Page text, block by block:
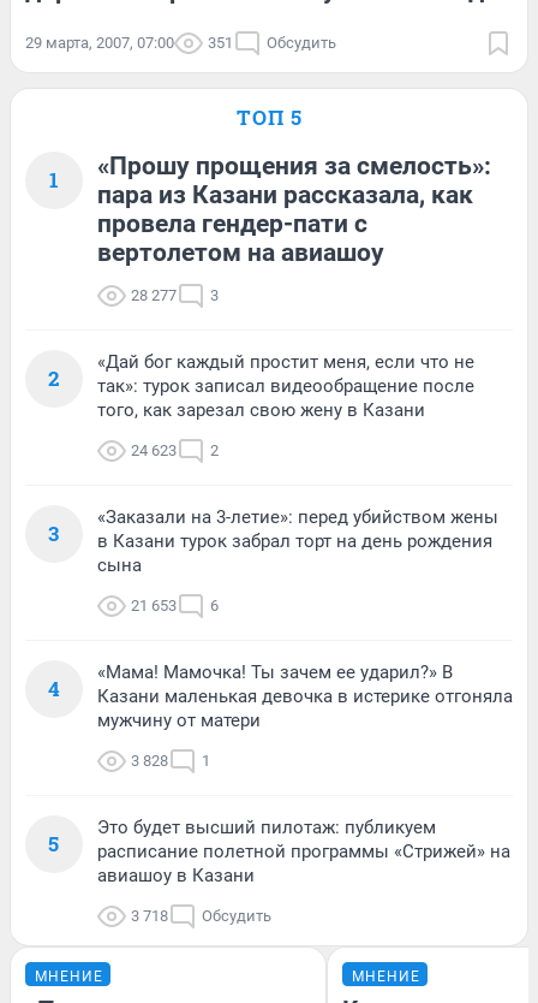
29 марта, 2007, 07:00 351 Обсудить
ТОП 5
1
«Прошу прощения за смелость»:
пара из Казани рассказала, как
провела гендер-пати с
вертолетом на авиашоу
28 277 3
2
«Дай бог каждый простит меня, если что не
так»: турок записал видеообращение после
того, как зарезал свою жену в Казани
24 623 2
3
«Заказали на 3-летие»: перед убийством жены
в Казани турок забрал торт на день рождения
сына
21 653 6
4
«Мама! Мамочка! Ты зачем ее ударил?» В
Казани маленькая девочка в истерике отгоняла
мужчину от матери
3 828 1
5
Это будет высший пилотаж: публикуем
расписание полетной программы «Стрижей» на
авиашоу в Казани
3 718 Обсудить
МНЕНИЕ МНЕНИЕ